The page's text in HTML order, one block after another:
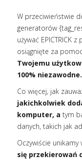
W przeciwieństwie
generatorów
używać EPICTRICK
osiągnięte za
Twojemu
100% niezawodne.
Co więcej, jak
jakichkolwiek
komputer, a tym
danych, takich jak
Oczywiście
się przekierowań